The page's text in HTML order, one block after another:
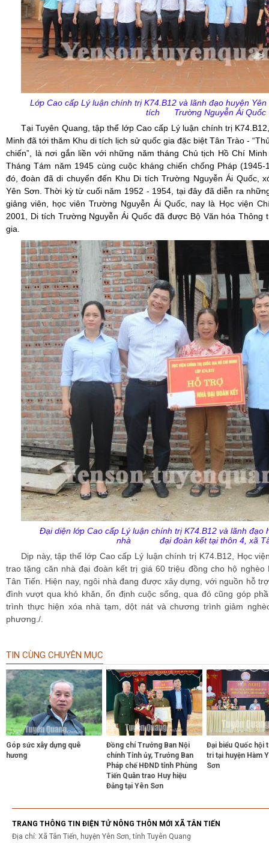
Lớp Cao cấp Lý luận chính trị K74.B12 và lãnh đạo huyện
tích Trường Nguyễn Ái Quốc
Tại Tuyên Quang, tập thể lớp Cao cấp Lý luận chính trị
Minh đã tới thăm Khu di tích lịch sử quốc gia đặc biệt Tân Trào -
chiến”, là nơi gắn liền với những năm tháng Chủ tịch Hồ Chí
Tháng Tám năm 1945 cùng cuộc kháng chiến chống Pháp
đó, đoàn đã di chuyển đến Khu Di tích Trường Nguyễn Ái Quốc,
Yên Sơn. Thời kỳ từ cuối năm 1952 - 1954, tại đây đã diễn ra
giảng viên, học viên Trường Nguyễn Ái Quốc, nay là Học viện
2001, Di tích Trường Nguyễn Ái Quốc đã được Bộ Văn hóa Thông
gia.
Đại diện lớp Cao cấp Lý luận chính trị K74.B12 và lãnh đạo
nhà đại đoàn kết tại thôn 4, xã
Dịp này, tập thể lớp Cao cấp Lý luận chính trị K74.B12, Học
trao tặng căn nhà đại đoàn kết trị giá 60 triệu đồng cho hộ nghèo
Tân Tiến. Hiện nay, ngôi nhà đang được xây dựng, với nguồn hỗ
đình vượt qua khó khăn, ổn định cuộc sống, qua đó cũng góp
trình thực hiện xóa nhà tạm, dột nát và chương trình giảm
phương./.
TIN CÙNG CHUYÊN MỤC
Góp sức xây dựng quê
hương
Đồng chí Trưởng Ban Nội
chính Tỉnh ủy, Trưởng Ban
Pháp chế HĐND tỉnh Phùng
Tiến Quân trao Huy hiệu
Đảng tại Yên Sơn
Đại biểu Quốc hội
tri tại huyện Hàm
Sơn
TRANG THÔNG TIN ĐIỆN TỬ NÔNG THÔN MỚI XÃ TÂN TIẾN
Địa chỉ: Xã Tân Tiến, huyện Yên Sơn, tỉnh Tuyên Quang